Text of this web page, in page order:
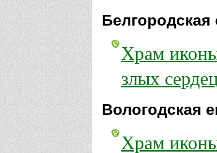
Белгородская
Храм
злых
Вологодская
Храм